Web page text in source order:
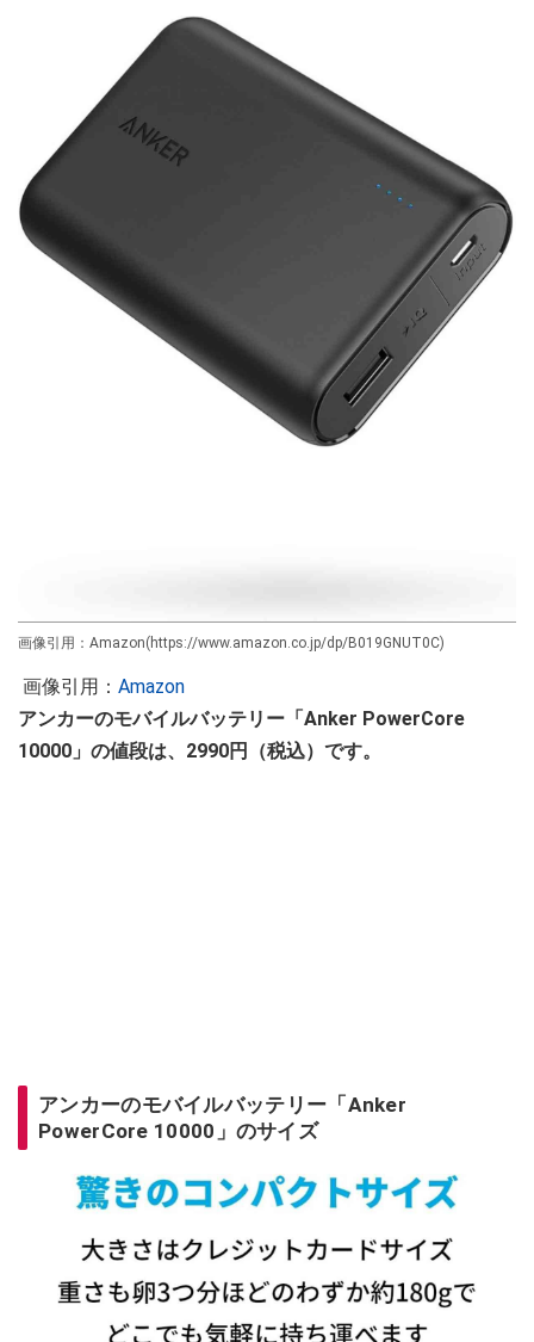
画像引用：Amazon(https://www.amazon.co.jp/dp/B019GNUT0C)
画像引用： Amazon
アンカーのモバイルバッテリー「Anker PowerCore
10000」の値段は、2990円（税込）です。
アンカーのモバイルバッテリー「Anker
PowerCore 10000」のサイズ